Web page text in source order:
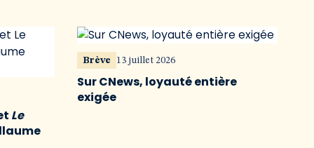
Le
Brève 13 juillet 2026
Sur CNews, loyauté entière
exigée